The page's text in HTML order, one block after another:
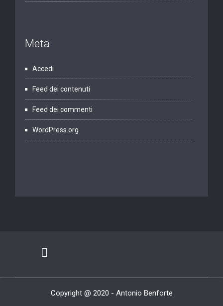
Meta
Accedi
Feed dei contenuti
Feed dei commenti
WordPress.org
Copyright @ 2020 - Antonio Benforte